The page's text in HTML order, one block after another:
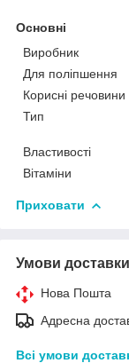
Основні
Виробник
Для поліпшення
Корисні речовини
Тип
Властивості
Вітаміни
Приховати
Умови доставки
Нова Пошта
Адресна
Всі умови